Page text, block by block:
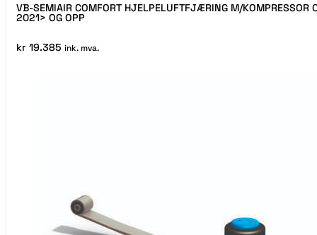
VB-SEMIAIR COMFORT HJELPELUFTFJÆRING M/KOMPRESSOR
2021> OG OPP
kr 19.385 ink. mva.